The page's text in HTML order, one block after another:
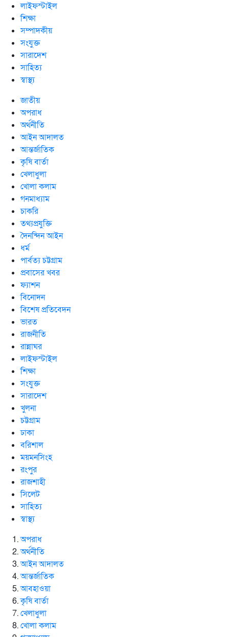
লাইফস্টাইল
শিক্ষা
সম্পাদকীয়
সংযুক্ত
সারাদেশ
সাহিত্য
স্বাস্থ্য
জাতীয়
অপরাধ
অর্থনীতি
আইন আদালত
আন্তর্জাতিক
কৃষি বার্তা
খেলাধুলা
খোলা কলাম
গনমাধ্যাম
চাকরি
তথ্যপ্রযুক্তি
দৈনন্দিন আইন
ধর্ম
পার্বত্য চট্টগ্রাম
প্রবাসের খবর
ফ্যাশন
বিনোদন
বিশেষ প্রতিবেদন
ভারত
রাজনীতি
রান্নাঘর
লাইফস্টাইল
শিক্ষা
সংযুক্ত
সারাদেশ
খুলনা
চট্টগ্রাম
ঢাকা
বরিশাল
ময়মনসিংহ
রংপুর
রাজশাহী
সিলেট
সাহিত্য
স্বাস্থ্য
অপরাধ
অর্থনীতি
আইন আদালত
আন্তর্জাতিক
আবহাওয়া
কৃষি বার্তা
খেলাধুলা
খোলা কলাম